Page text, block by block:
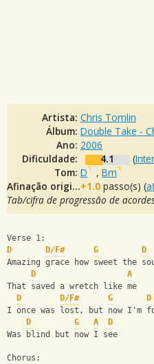
Artista: Chris Tomlin
Álbum: Double Take -
Ano: 2006
Dificuldade:
4.1 (
Tom: D , Bm
Afinação original:+1.0 passo(s) (
Tab/cifra de progressão de
Verse 1:
D
D/F# G
D
Amazing grace how sweet the
D
A
That saved a wretch like me
D
D/F# G
D
I once was lost, but now I'm
D
G A
D
Was blind but now I see
Chorus: